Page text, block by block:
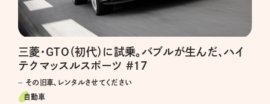
三菱・GTO（初代）に試乗。バブルが生んだ、ハイ
テクマッスルスポーツ #17
その旧車、レンタルさせてください
自動車